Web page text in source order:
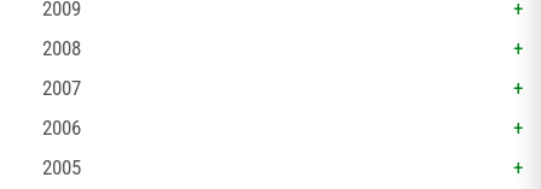
2009
2008
2007
2006
2005